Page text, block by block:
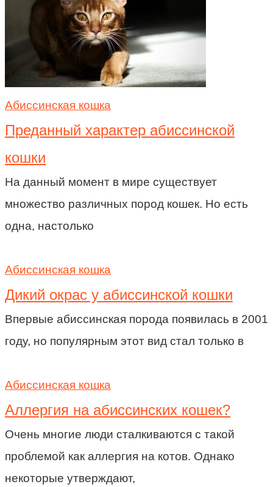
Абиссинская кошка
Преданный характер абиссинской
кошки
На данный момент в мире существует
множество различных пород кошек. Но есть
одна, настолько
Абиссинская кошка
Дикий окрас у абиссинской кошки
Впервые абиссинская порода появилась в 2001
году, но популярным этот вид стал только в
Абиссинская кошка
Аллергия на абиссинских кошек?
Очень многие люди сталкиваются с такой
проблемой как аллергия на котов. Однако
некоторые утверждают,